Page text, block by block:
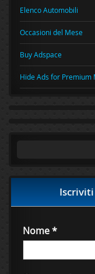
Elenco Automobili
Occasioni del Mese
Buy Adspace
Hide Ads for Premium
Nome*